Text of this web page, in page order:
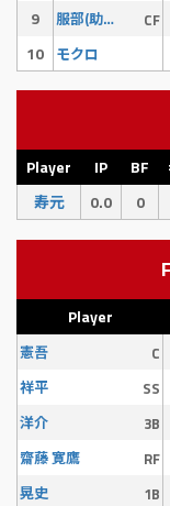
9
服部(助っ人) CF
10 モクロ
Player IP BF
寿元
0.0 0
Player
憲吾 C
祥平 SS
洋介 3B
齋藤 寛鷹 RF
晃史 1B